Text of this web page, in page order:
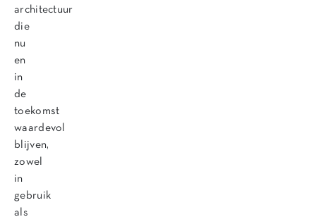
architectuur
die
nu
en
in
de
toekomst
waardevol
blijven,
zowel
in
gebruik
als